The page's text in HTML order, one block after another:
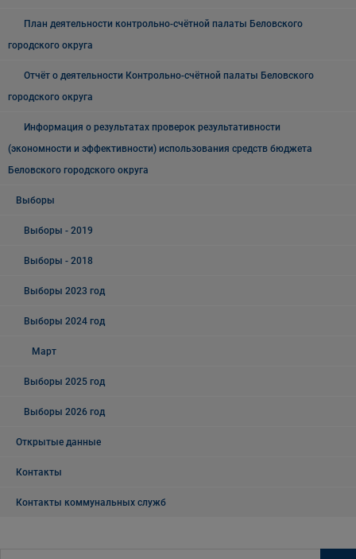
План деятельности контрольно-счётной палаты Беловского
городского округа
Отчёт о деятельности Контрольно-счётной палаты Беловского
городского округа
Информация о результатах проверок результативности
(экономности и эффективности) использования средств бюджета
Беловского городского округа
Выборы
Выборы - 2019
Выборы - 2018
Выборы 2023 год
Выборы 2024 год
Март
Выборы 2025 год
Выборы 2026 год
Открытые данные
Контакты
Контакты коммунальных служб